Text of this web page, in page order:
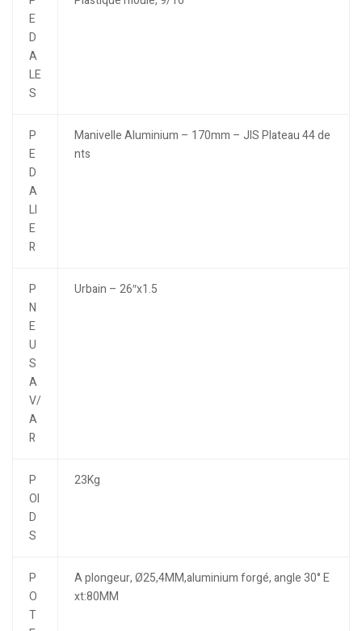
E
D
A
LE
S
P
E
D
A
LI
E
R
Manivelle Aluminium – 170mm – JIS Plateau 44 de
nts
P
N
E
U
S
A
V/
A
R
Urbain – 26″x1.5
P
OI
D
S
23Kg
P
O
T
A plongeur, Ø25,4MM,aluminium forgé, angle 30° E
xt:80MM